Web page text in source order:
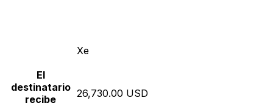
Xe
El
destinatario
recibe
26,730.00 USD